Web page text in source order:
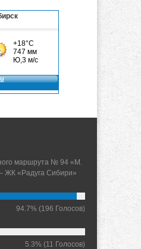
маршрута № 94 «М.
ЖК «Радуга Сибири»
94.7% (196 Голосов)
5.3% (11 Голосов)